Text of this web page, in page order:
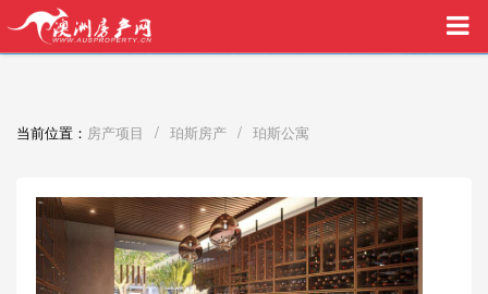
买家中介VIP服务，助您安心购房
当前位置： 房产项目 / 珀斯房产 / 珀斯公寓